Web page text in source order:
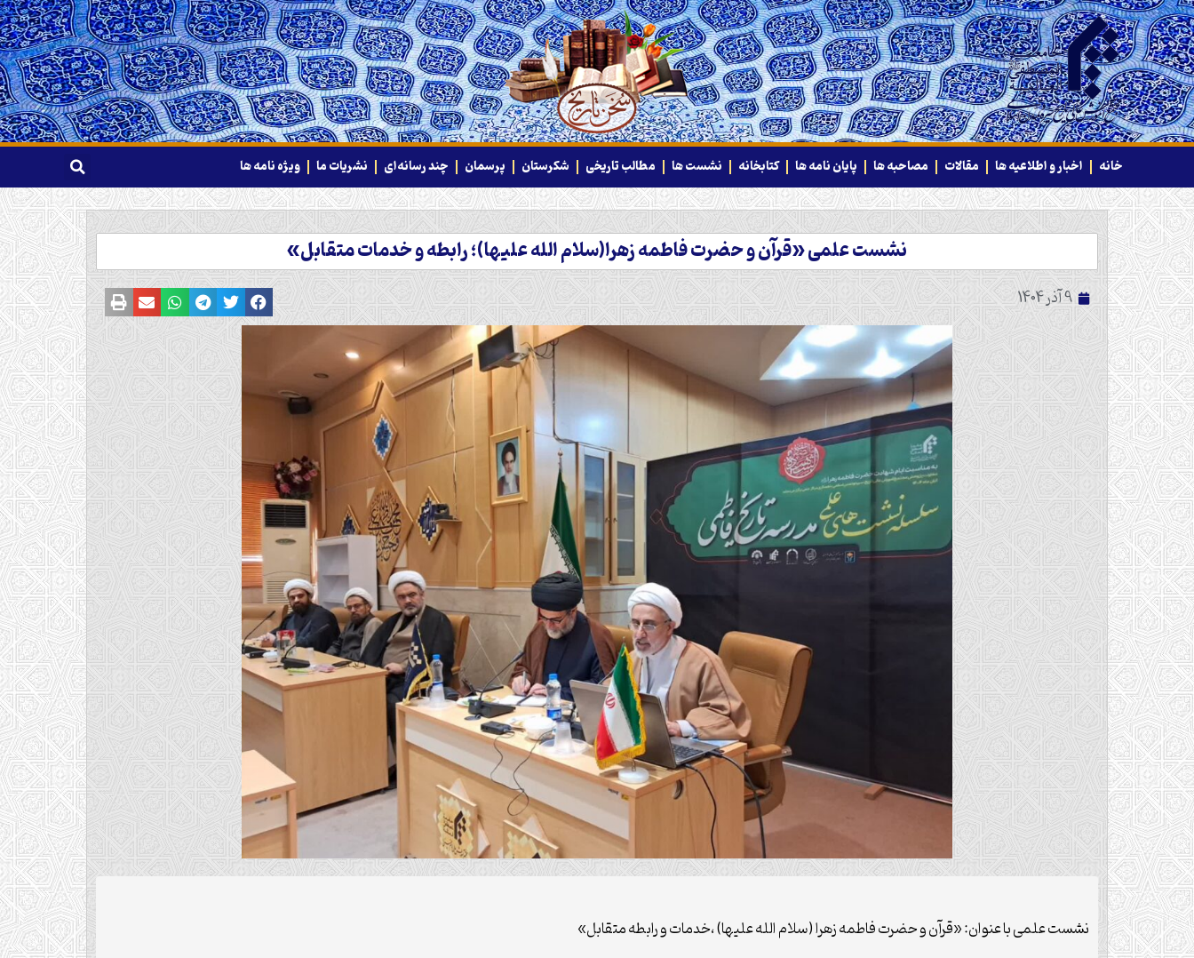
خانه اخبار و اطلاعیه ها مقالات مصاحبه ها پایان نامه ها کتابخانه نشست ها مطالب تاریخی شکرستان پرسمان چند رسانه‌ای نشریات ما ویژه نامه ها
نشست علمی «قرآن و حضرت فاطمه زهرا(سلام الله علیها)؛ رابطه و خدمات متقابل»
9 آذر 1404
نشست علمی با عنوان: «قرآن و حضرت فاطمه زهرا (سلام الله علیها) ،خدمات و رابطه متقابل»